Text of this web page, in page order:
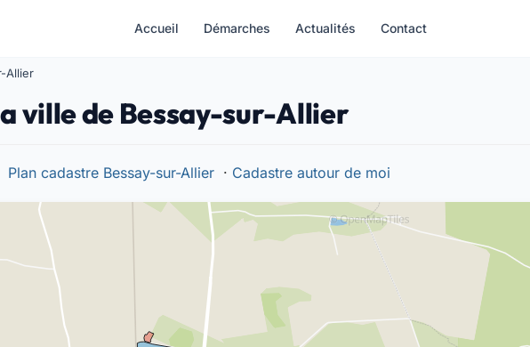
Accueil Démarches Actualités Contact
Allier
ville de Bessay-sur-Allier
Plan cadastre Bessay-sur-Allier · Cadastre autour de moi